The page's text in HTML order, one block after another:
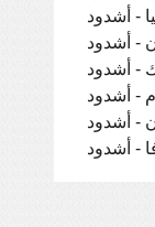
- أشدود
- أشدود
- أشدود
- أشدود
- أشدود
- أشدود